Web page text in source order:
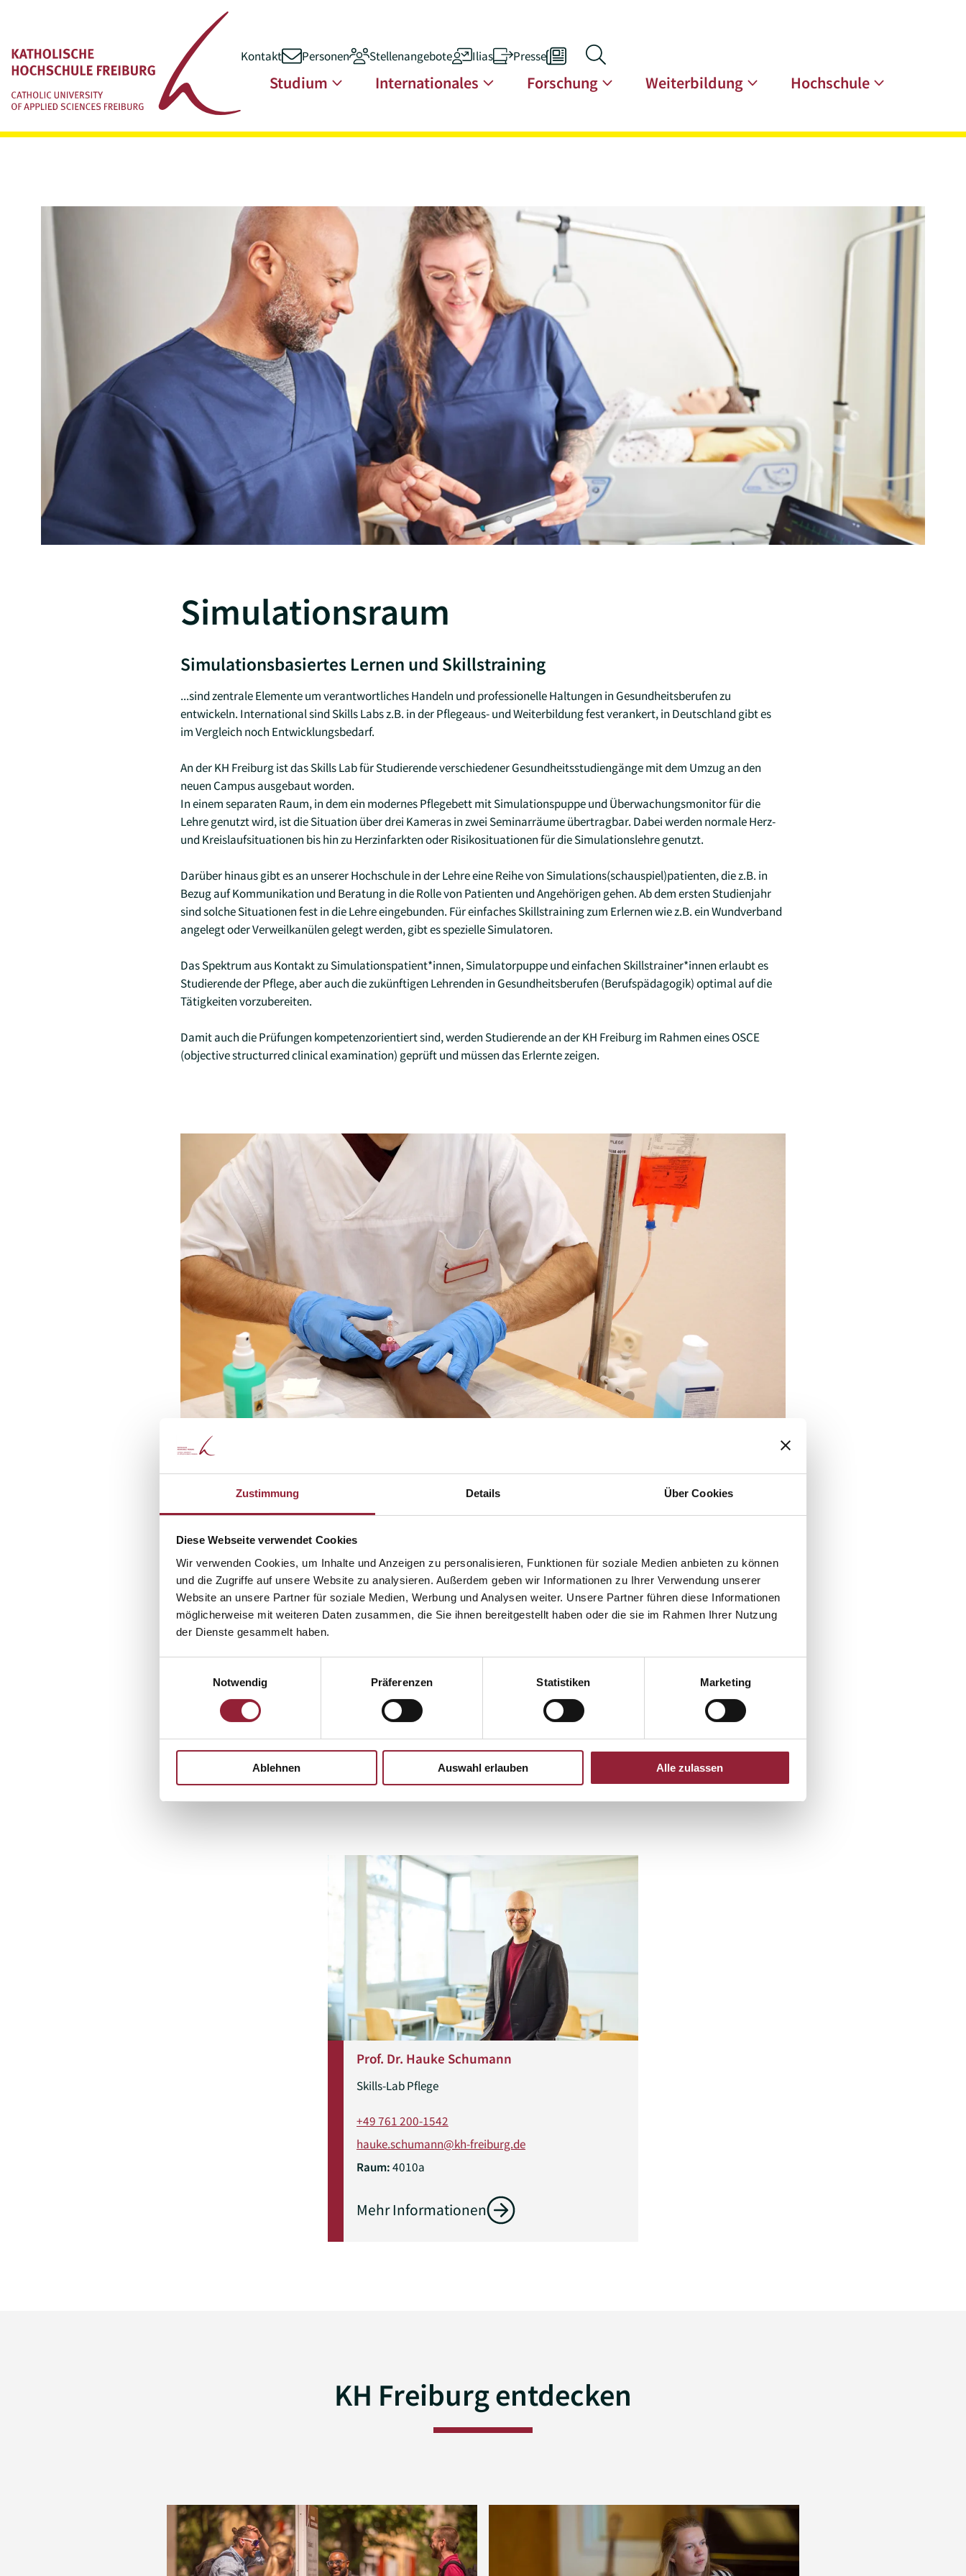
Zustimmung Details Über Cookies
Diese Webseite verwendet Cookies
Wir verwenden Cookies, um Inhalte und Anzeigen zu personalisieren, Funktionen für soziale Medien anbieten zu können
und die Zugriffe auf unsere Website zu analysieren. Außerdem geben wir Informationen zu Ihrer Verwendung unserer
Website an unsere Partner für soziale Medien, Werbung und Analysen weiter. Unsere Partner führen diese Informationen
möglicherweise mit weiteren Daten zusammen, die Sie ihnen bereitgestellt haben oder die sie im Rahmen Ihrer Nutzung
der Dienste gesammelt haben.
Notwendig
Präferenzen Statistiken Marketing
Ablehnen Auswahl erlauben Alle zulassen
Zum Inhalt springen Hauptnavigation
Kontakt Personen Stellenangebote Ilias Presse
Studium Internationales Forschung Weiterbildung Hochschule
Simulationsraum
Simulationsbasiertes Lernen und Skillstraining
...sind zentrale Elemente um verantwortliches Handeln und professionelle Haltungen in Gesundheitsberufen zu
entwickeln. International sind Skills Labs z.B. in der Pflegeaus- und Weiterbildung fest verankert, in Deutschland gibt es
im Vergleich noch Entwicklungsbedarf.
An der KH Freiburg ist das Skills Lab für Studierende verschiedener Gesundheitsstudiengänge mit dem Umzug an den
neuen Campus ausgebaut worden.
In einem separaten Raum, in dem ein modernes Pflegebett mit Simulationspuppe und Überwachungsmonitor für die
Lehre genutzt wird, ist die Situation über drei Kameras in zwei Seminarräume übertragbar. Dabei werden normale Herz-
und Kreislaufsituationen bis hin zu Herzinfarkten oder Risikosituationen für die Simulationslehre genutzt.
Darüber hinaus gibt es an unserer Hochschule in der Lehre eine Reihe von Simulations(schauspiel)patienten, die z.B. in
Bezug auf Kommunikation und Beratung in die Rolle von Patienten und Angehörigen gehen. Ab dem ersten Studienjahr
sind solche Situationen fest in die Lehre eingebunden. Für einfaches Skillstraining zum Erlernen wie z.B. ein Wundverband
angelegt oder Verweilkanülen gelegt werden, gibt es spezielle Simulatoren.
Das Spektrum aus Kontakt zu Simulationspatient*innen, Simulatorpuppe und einfachen Skillstrainer*innen erlaubt es
Studierende der Pflege, aber auch die zukünftigen Lehrenden in Gesundheitsberufen (Berufspädagogik) optimal auf die
Tätigkeiten vorzubereiten.
Damit auch die Prüfungen kompetenzorientiert sind, werden Studierende an der KH Freiburg im Rahmen eines OSCE
(objective structurred clinical examination) geprüft und müssen das Erlernte zeigen.
Sie haben Fragen? Sprechen Sie uns an!
Prof. Dr. Hauke Schumann
Skills-Lab Pflege
+49 761 200-1542
hauke.schumann@kh-freiburg.de
Raum:4010a
Mehr Informationen
KH Freiburg entdecken